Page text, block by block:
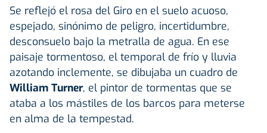
Se reflejó el rosa del Giro en el suelo acuoso,
espejado, sinónimo de peligro, incertidumbre,
desconsuelo bajo la metralla de agua. En ese
paisaje tormentoso, el temporal de frío y lluvia
azotando inclemente, se dibujaba un cuadro de
William Turner, el pintor de tormentas que se
ataba a los mástiles de los barcos para meterse
en alma de la tempestad.